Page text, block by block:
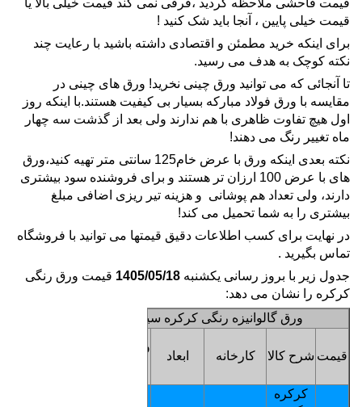
قیمت فاحشی ملاحظه کردید ،فرقی نمی کند قیمت خیلی بالا یا
قیمت خیلی پایین ، آنجا باید شک کنید !
برای اینکه خرید مطمئن و اقتصادی داشته باشید با رعایت چند
نکته کوچک به هدف می رسید.
تا آنجائی که می توانید ورق چینی نخرید! ورق های چینی در
مقایسه با ورق فولاد مبارکه بسیار بی کیفیت هستند.با اینکه روز
اول هیچ تفاوت ظاهری با هم ندارند ولی بعد از گذشت سه چهار
ماه تغییر رنگ می دهند!
نکته بعدی اینکه ورق با عرض خام125 سانتی متر تهیه کنید،ورق
های با عرض 100 ارزان تر هستند و برای فروشنده سود بیشتری
دارند، ولی تعداد هم پوشانی و هزینه تیر ریزی اضافی مبلغ
بیشتری را به شما تحمیل می کند!
در نهایت برای کسب اطلاعات دقیق قیمتها می توانید با فروشگاه
تماس بگیرید .
جدول زیر با بروز رسانی یکشنبه 1405/05/18 قیمت ورق رنگی
کرکره را نشان می دهد:
ورق گالوانیزه رنگی کرکره سینوسی
قیمت شرح کالا کارخانه ابعاد
کرکره